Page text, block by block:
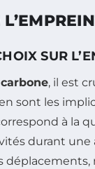
SUR
, il est
sont les
à la
durant